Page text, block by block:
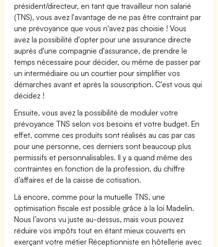
président/directeur, en tant que travailleur non salarié
(TNS), vous avez l'avantage de ne pas être contraint par
une prévoyance que vous n'avez pas choisie ! Vous
avez la possibilité d'opter pour une assurance directe
auprès d'une compagnie d'assurance, de prendre le
temps nécessaire pour décider, ou même de passer par
un intermédiaire ou un courtier pour simplifier vos
démarches avant et après la souscription. C'est vous qui
décidez !
Ensuite, vous avez la possibilité de moduler votre
prévoyance TNS selon vos besoins et votre budget. En
effet, comme ces produits sont réalisés au cas par cas
pour une personne, ces derniers sont beaucoup plus
permissifs et personnalisables. Il y a quand même des
contraintes en fonction de la profession, du chiffre
d’affaires et de la caisse de cotisation.
Là encore, comme pour la mutuelle TNS, une
optimisation fiscale est possible grâce à la loi Madelin.
Nous l’avons vu juste au-dessus, mais vous pouvez
réduire vos impôts tout en étant mieux couverts en
exerçant votre métier Réceptionniste en hôtellerie avec